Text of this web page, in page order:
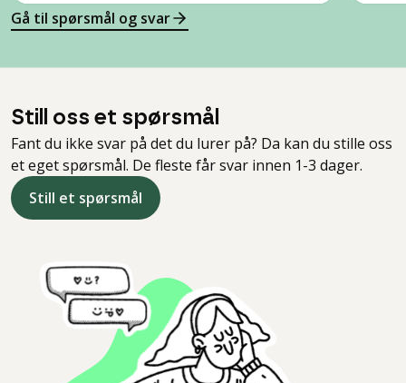
Gå til spørsmål og svar
Still oss et spørsmål
Fant du ikke svar på det du lurer på? Da kan du stille oss
et eget spørsmål. De fleste får svar innen 1-3 dager.
Still et spørsmål